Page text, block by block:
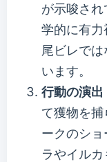
が示唆さ
学的に有
尾ビレで
います。
行動の演出
て獲物を
ークのシ
ラやイル